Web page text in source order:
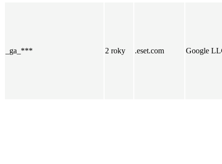
_ga_*** 2 roky .eset.com Google